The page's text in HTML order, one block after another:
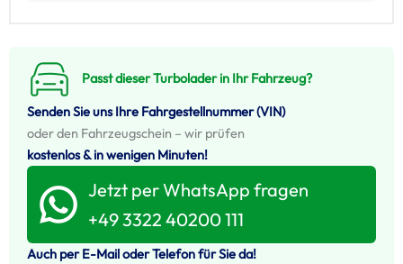
Passt dieser Turbolader in Ihr Fahrzeug?
Senden Sie uns Ihre Fahrgestellnummer (VIN)
oder den Fahrzeugschein – wir prüfen
kostenlos & in wenigen Minuten!
Jetzt per WhatsApp fragen
+49 3322 40200 111
Auch per E-Mail oder Telefon für Sie da!